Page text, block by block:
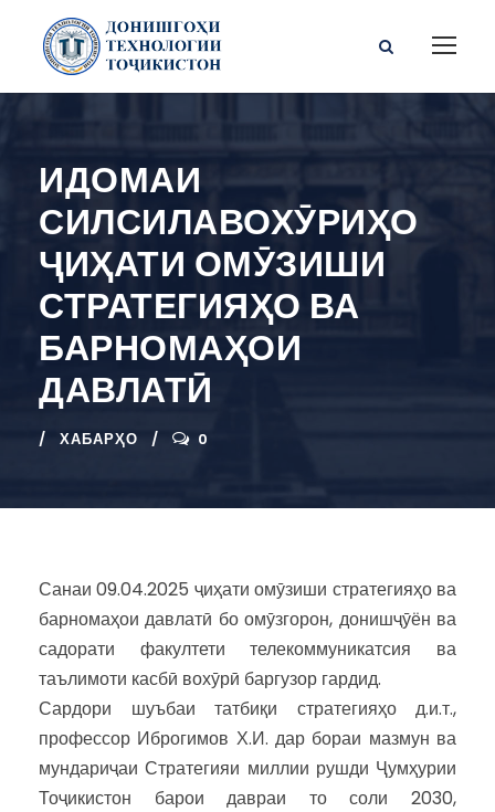
ИДОМАИ
СИЛСИЛАВОХӮРИҲО
ҶИҲАТИ ОМӮЗИШИ
СТРАТЕГИЯҲО ВА
БАРНОМАҲОИ
ДАВЛАТӢ
ХАБАРҲО 0
Санаи 09.04.2025 ҷиҳати омӯзиши стратегияҳо ва
барномаҳои давлатӣ бо омӯзгорон, донишҷӯён ва
садорати факултети телекоммуникатсия ва
таълимоти касбӣ вохӯрӣ баргузор гардид.
Сардори шуъбаи татбиқи стратегияҳо д.и.т.,
профессор Иброгимов Х.И. дар бораи мазмун ва
мундариҷаи Стратегияи миллии рушди Ҷумҳурии
Тоҷикистон барои давраи то соли 2030,